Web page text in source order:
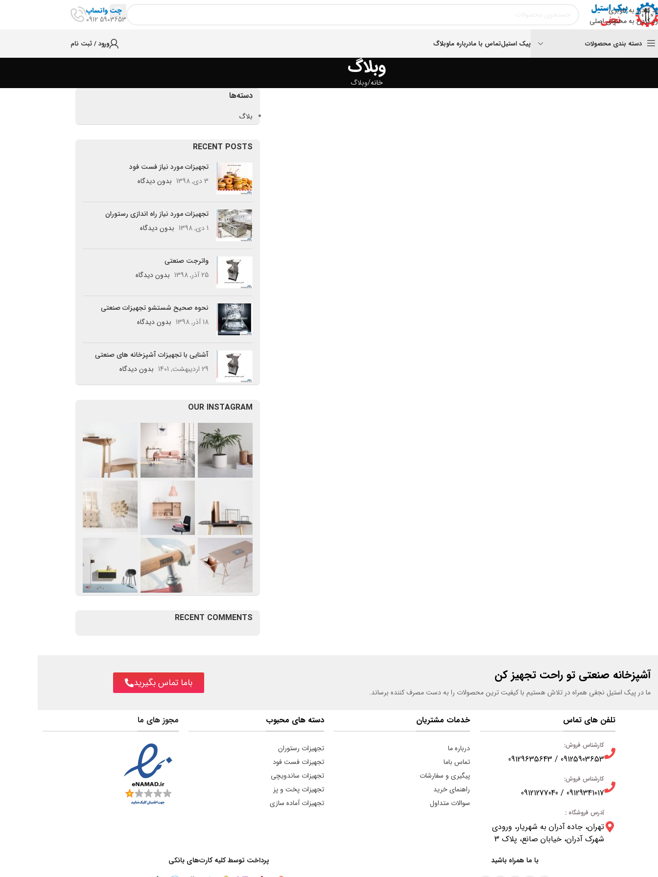
رد کردن به ناوبری
رد کردن به محتوای اصلی
چت واتساپ
5903653 0912
دسته بندی محصولات پیک استیلتماس با مادرباره ماوبلاگ ورود / ثبت نام
وبلاگ
خانه وبلاگ
دسته‌ها
بلاگ
RECENT POSTS
تجهیزات مورد نیاز فست فود
3 دی, 1398
بدون دیدگاه
تجهیزات مورد نیاز راه اندازی رستوران
1 دی, 1398
بدون دیدگاه
واترجت صنعتی
25 آذر, 1398
بدون دیدگاه
نحوه صحیح شستشو تجهیزات صنعتی
18 آذر, 1398
بدون دیدگاه
آشنایی با تجهیزات آشپزخانه های صنعتی
29 اردیبهشت, 1401
بدون دیدگاه
OUR INSTAGRAM
RECENT COMMENTS
آشپزخانه صنعتی تو راحت تجهیز کن
ما در پیک استیل نجفی همراه در تلاش هستیم با کیفیت ترین محصولات را به دست مصرف کننده برساند.
باما تماس بگیرید
تلفن های تماس
کارشناس فروش:
09125903653 / 09129635643
کارشناس فروش:
09129341017 / 09121277040
آدرس فروشگاه :
تهران، جاده آدران به شهریار، ورودی
شهرک آدران، خیابان صانع، پلاک 3
خدمات مشتریان
درباره ما
تماس باما
پیگیری و سفارشات
راهنمای خرید
سوالات متداول
دسته های محبوب
تجهیزات رستوران
تجهیزات فست فود
تجهیزات ساندویچی
تجهیزات پخت و پز
تجهیزات آماده سازی
مجوز های ما
با ما همراه باشید پرداخت توسط کلیه کارت‌های بانکی